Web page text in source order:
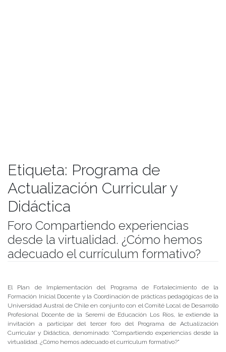
Etiqueta: Programa de
Actualización Curricular y
Didáctica
Foro Compartiendo experiencias
desde la virtualidad. ¿Cómo hemos
adecuado el currículum formativo?
El Plan de Implementación del Programa de Fortalecimiento de la
Formación Inicial Docente y la Coordinación de prácticas pedagógicas de la
Universidad Austral de Chile en conjunto con el Comité Local de Desarrollo
Profesional Docente de la Seremi de Educación Los Ríos, le extiende la
invitación a participar del tercer foro del Programa de Actualización
Curricular y Didáctica, denominado: “Compartiendo experiencias desde la
virtualidad. ¿Cómo hemos adecuado el currículum formativo?”